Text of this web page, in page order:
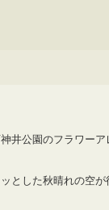
井公園のフラワー
とした秋晴れの空